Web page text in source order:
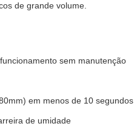
de grande volume.
sem manutenção
em menos de 10 segundos
de umidade